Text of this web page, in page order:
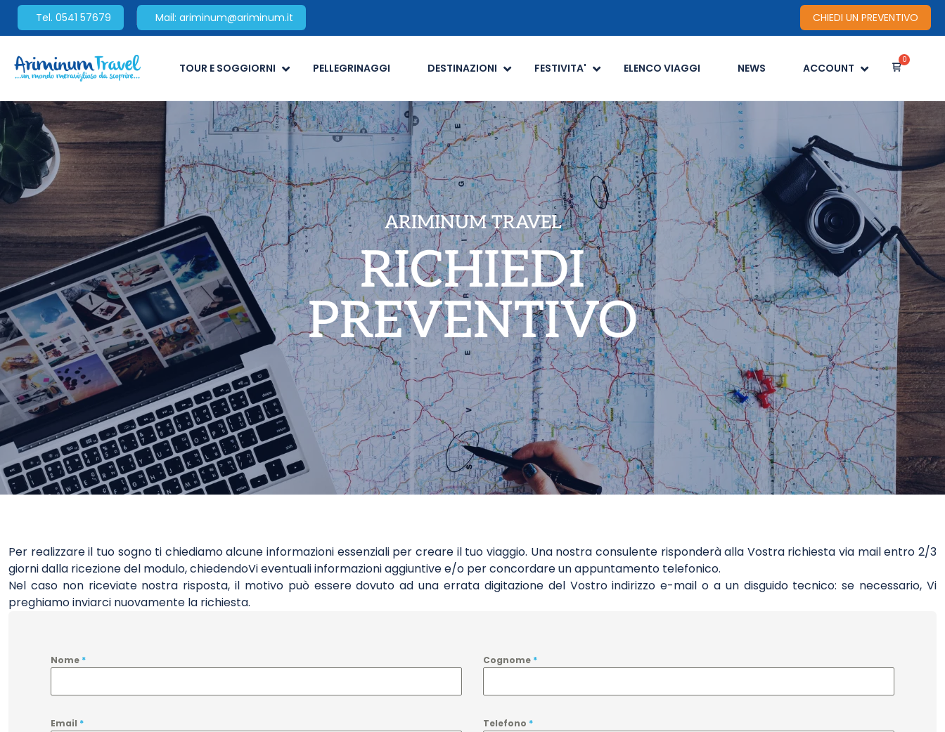
Tel. 0541 57679 Mail: ariminum@ariminum.it CHIEDI UN PREVENTIVO
TOUR E SOGGIORNI PELLEGRINAGGI DESTINAZIONI FESTIVITA' ELENCO VIAGGI NEWS ACCOUNT
ARIMINUM TRAVEL
RICHIEDI
PREVENTIVO
Per realizzare il tuo sogno ti chiediamo alcune informazioni essenziali per creare il tuo viaggio. Una nostra consulente risponderà alla Vostra richiesta via mail entro 2/3
giorni dalla ricezione del modulo, chiedendoVi eventuali informazioni aggiuntive e/o per concordare un appuntamento telefonico.
Nel caso non riceviate nostra risposta, il motivo può essere dovuto ad una errata digitazione del Vostro indirizzo e-mail o a un disguido tecnico: se necessario, Vi
preghiamo inviarci nuovamente la richiesta.
Nome * Cognome *
Email * Telefono *